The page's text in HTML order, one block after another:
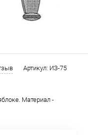
Артикул: ИЗ-75
Материал -